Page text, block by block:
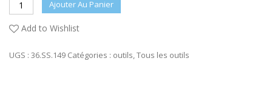
Ajouter Au Panier
Add to Wishlist
UGS : 36.SS.149 Catégories : outils,Tous les outils